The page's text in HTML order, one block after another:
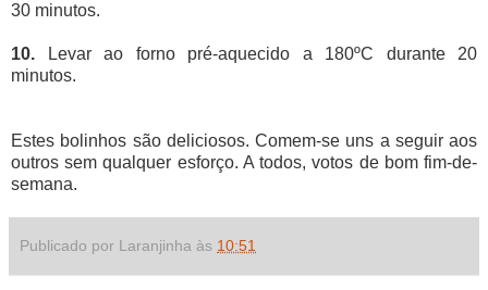
30 minutos.
10. Levar ao forno pré-aquecido a 180ºC durante 20
minutos.
Estes bolinhos são deliciosos. Comem-se uns a seguir aos
outros sem qualquer esforço. A todos, votos de bom fim-de-
semana.
Publicado por Laranjinha às 10:51